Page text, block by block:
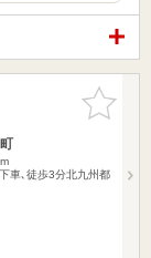
お気に入
りに追加
車､徒歩3分北九州都